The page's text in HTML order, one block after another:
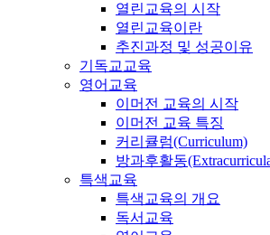
열린교육의 시작
열린교육이란
추진과정 및 성공이유
기독교교육
영어교육
이머전 교육의 시작
이머전 교육 특징
커리큘럼(Curriculum)
방과후활동
특색교육
특색교육의 개요
독서교육